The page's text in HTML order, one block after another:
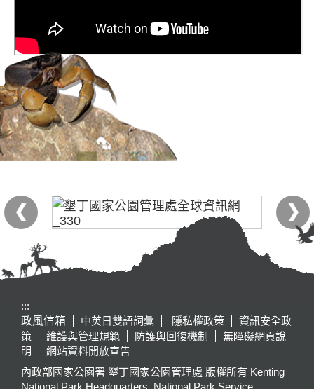
:::
政風信箱
中英日雙語詞彙 隱私權政策
資訊安全政
策
維護與管理規範 防護與回復機制
無障礙網頁說
明
網站資料開放宣告
內政部國家公園署 墾丁國家公園管理處 版權所有 Kenting
National Park Headquarters, National Park Service,